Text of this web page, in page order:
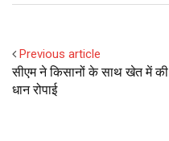
Previous article
सीएम ने किसानों के साथ खेत में की
धान रोपाई